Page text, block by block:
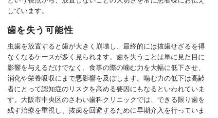
しています。
歯を失う可能性
虫歯を放置すると歯が大きく崩壊し、最終的には抜歯せざるを得
なくなるケースが多く見られます。歯を失うことは単に見た目に
影響を与えるだけでなく、食事の際の噛む力を大幅に低下させ、
消化や栄養吸収にまで悪影響を及ぼします。噛む力の低下は高齢
者にとって認知症のリスクを高める要因にもなるといわれていま
す。大阪市中央区のさわい歯科クリニックでは、できる限り歯を
残す治療を重視し、抜歯を回避するために早期介入を行っていま